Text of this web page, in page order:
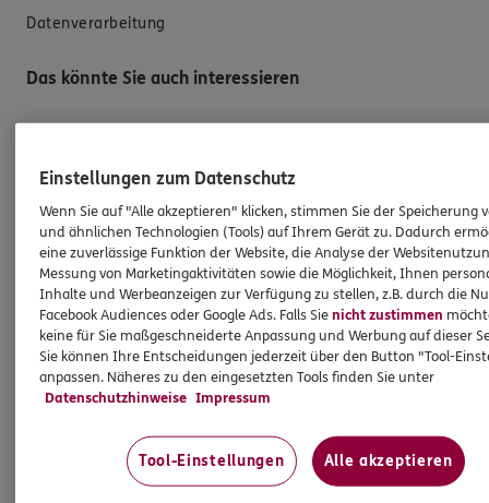
Datenverarbeitung
Das könnte Sie auch interessieren
Referenzen
Standorte
Kooperationspartner
Altersvorsorge und Investment
ERGO Versicherung Jan Apel
Geschäftsstelle
Plauenscher Ring 2
01187 Dresden
Einstellungen zum Datenschutz
Wenn Sie auf "Alle akzeptieren" klicken, stimmen Sie der Speicherung
und ähnlichen Technologien (Tools) auf Ihrem Gerät zu. Dadurch
eine zuverlässige Funktion der Website, die Analyse der
Messung von Marketingaktivitäten sowie die Möglichkeit, Ihnen
Inhalte und Werbeanzeigen zur Verfügung zu stellen, z.B. durch die
Facebook Audiences oder Google Ads. Falls Sienicht zustimmen
keine für Sie maßgeschneiderte Anpassung und Werbung auf dieser
Sie können Ihre Entscheidungen jederzeit über den Button "Tool-
anpassen. Näheres zu den eingesetzten Tools finden Sie unter
Datenschutzhinweise Impressum
Tool-Einstellungen Alle akzeptieren